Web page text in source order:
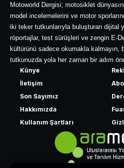
Motoworld Dergisi; motosiklet
model incelemelerini ve motor
iki teker tutkunlarıyla buluşturan dijital
röportajlar, test sürüşleri ve zengin E-
kültürünü sadece okumakla kalmayın,
tutkunuzda yola her zaman bir adım
Künye
İletişim
Son Sayımız
Hakkımızda
Kullanım Şartları